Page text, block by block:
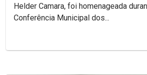
Helder Camara, foi homenageada
Conferência Municipal dos...